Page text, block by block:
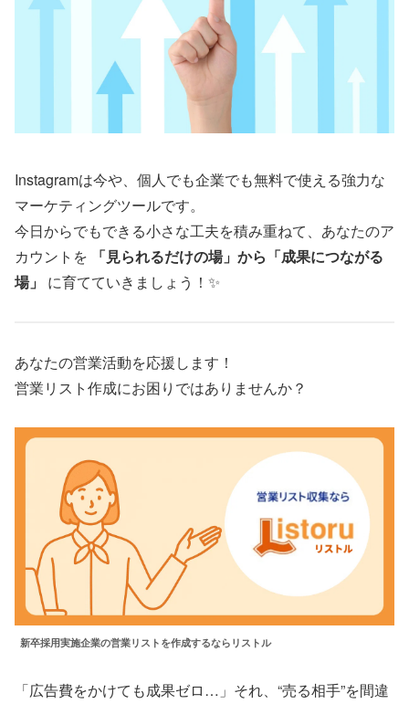
Instagramは今や、個人でも企業でも無料で使える強力な
マーケティングツールです。
今日からでもできる小さな工夫を積み重ねて、あなたのア
カウントを
「見られるだけの場」から「成果につながる
場」
に育てていきましょう！✨
あなたの営業活動を応援します！
営業リスト作成にお困りではありませんか？
新卒採用実施企業の営業リストを作成するならリストル
「広告費をかけても成果ゼロ…」それ、“売る相手”を間違